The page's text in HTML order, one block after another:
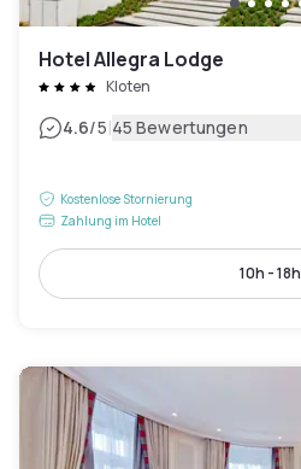
Hotel Allegra Lodge
Kloten
4.6/5|45 Bewertungen
Kostenlose Stornierung
Zahlung im Hotel
10h - 18h